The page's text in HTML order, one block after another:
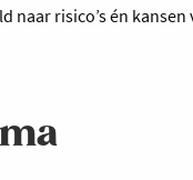
naar risico’s én